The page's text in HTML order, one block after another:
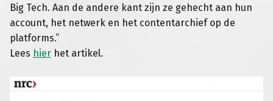
Big Tech. Aan de andere kant zijn ze gehecht aan hun
account, het netwerk en het contentarchief op de
platforms.”
Lees hier het artikel.